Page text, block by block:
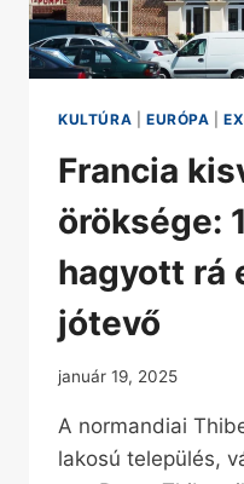
KULTÚRA EURÓPA |
Francia
öröksége:
hagyott rá
jótevő
január 19, 2025
A normandiai
lakosú település,